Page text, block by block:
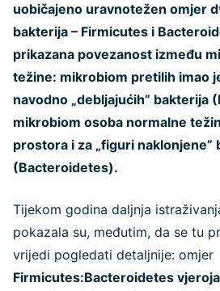
uobičajeno uravnotežen omjer
bakterija – Firmicutes i
prikazana povezanost između
težine: mikrobiom pretilih imao
navodno „debljajućih” bakterija
mikrobiom osoba normalne
prostora i za „figuri naklonjene”
(Bacteroidetes).
Tijekom godina daljnja
pokazala su, međutim, da se tu
vrijedi pogledati detaljnije: omjer
Firmicutes:Bacteroidetes